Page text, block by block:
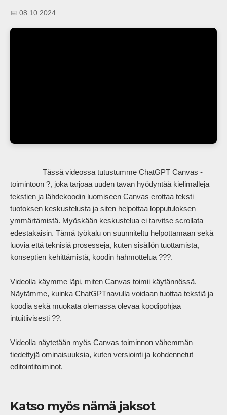
📅 08.10.2024
toimintoon ?, joka tarjoaa uuden tavan hyödyntää kielimalleja
tekstien ja lähdekoodin luomiseen Canvas erottaa teksti
tuotoksen keskustelusta ja siten helpottaa lopputuloksen
ymmärtämistä. Myöskään keskustelua ei tarvitse scrollata
edestakaisin. Tämä työkalu on suunniteltu helpottamaan sekä
luovia että teknisiä prosesseja, kuten sisällön tuottamista,
konseptien kehittämistä, koodin hahmottelua ???.
Videolla käymme läpi, miten Canvas toimii käytännössä.
Näytämme, kuinka ChatGPTnavulla voidaan tuottaa tekstiä ja
koodia sekä muokata olemassa olevaa koodipohjaa
intuitiivisesti ??.
Videolla näytetään myös Canvas toiminnon vähemmän
tiedettyjä ominaisuuksia, kuten versiointi ja kohdennetut
editointitoiminot.
Katso myös nämä jaksot